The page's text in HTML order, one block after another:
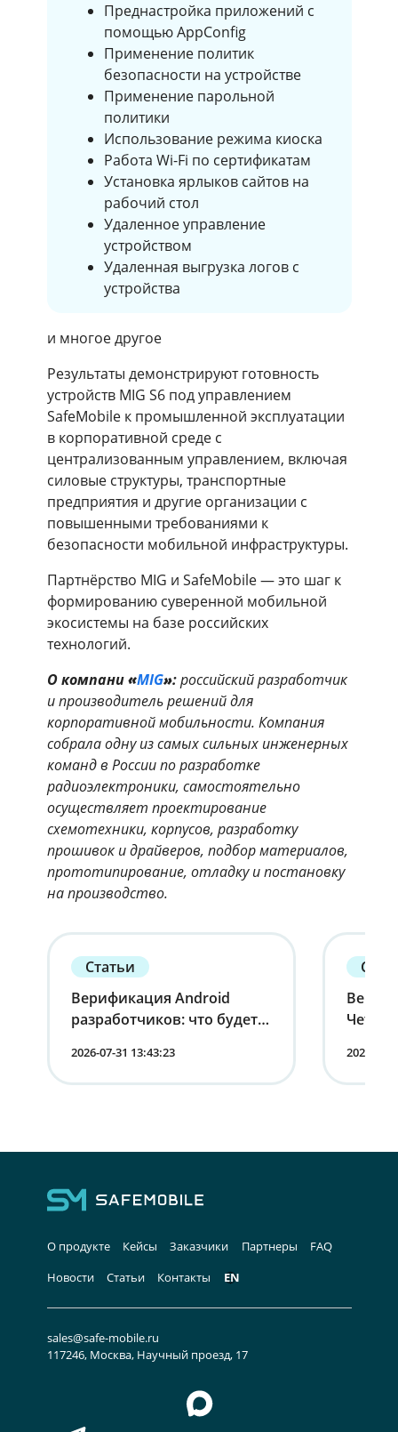
Преднастройка приложений с
помощью AppConfig
Применение политик
безопасности на устройстве
Применение парольной
политики
Использование режима киоска
Работа Wi-Fi по сертификатам
Установка ярлыков сайтов на
рабочий стол
Удаленное управление
устройством
Удаленная выгрузка логов с
устройства
и многое другое
Результаты демонстрируют готовность
устройств MIG S6 под управлением
SafeMobile к промышленной эксплуатации
в корпоративной среде с
централизованным управлением, включая
силовые структуры, транспортные
предприятия и другие организации с
повышенными требованиями к
безопасности мобильной инфраструктуры.
Партнёрство MIG и SafeMobile — это шаг к
формированию суверенной мобильной
экосистемы на базе российских
технологий.
О компани«MIG»:российский разработчик
и производитель решений для
корпоративной мобильности. Компания
собрала одну из самых сильных инженерных
команд в России по разработке
радиоэлектроники, самостоятельно
осуществляет проектирование
схемотехники, корпусов, разработку
прошивок и драйверов, подбор материалов,
прототипирование, отладку и постановку
на производство.
Статьи
Верификация Android
разработчиков: что будет с
2026-07-31 13:43:23
лица
2026-07-
О продукте Кейсы Заказчики Партнеры
FAQ
Новости
Статьи Контакты EN
sales@safe-mobile.ru
117246, Москва, Научный проезд, 17